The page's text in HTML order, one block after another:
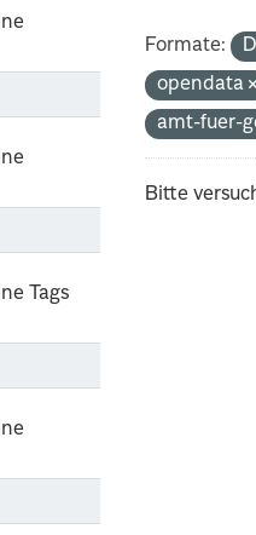
Tags
Formate:
opendata
amt-fuer-
Bitte